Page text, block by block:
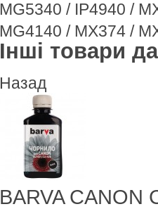
MG5340 / IP4940 /
MG4140 / MX374 /
Інші товари
Назад
BARVA CANON